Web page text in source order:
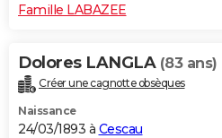
Famille LABAZEE
Dolores LANGLA (83 ans)
Créer une cagnotte obsèques
Naissance
24/03/1893 à Cescau